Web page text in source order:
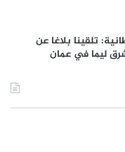
تلقينا بلاغا عن